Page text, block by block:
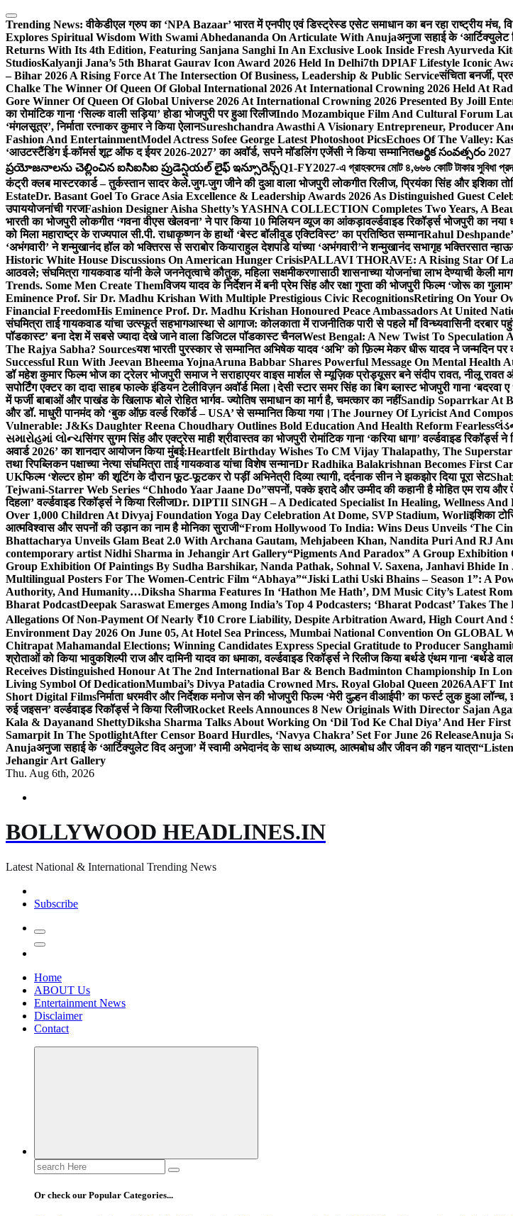
Skip
to
content
Trending News: वीकेडीएल ग्रुप का ‘NPA Bazaar’ भारत में एनपीए एवं डिस्ट्रेस्ड एसेट समाधान का बन रहा राष्ट्रीय
Explores Spiritual Wisdom With Swami Abhedananda On Articulate With Anujaअनुजा सहाई के ‘आर्टिक्युलेट
Returns With Its 4th Edition, Featuring Sanjana Sanghi In An Exclusive Look Inside Fresh Ayurveda
StudiosKalyanji Jana’s 5th Bharat Gaurav Icon Award 2026 Held In Delhi7th DPIAF Lifestyle Iconic
– Bihar 2026 A Rising Force At The Intersection Of Business, Leadership & Public Serviceसंचिता बनर्जी,
Chalke The Winner Of Queen Of Global International 2026 At International Crowning 2026 Held At
Gore Winner Of Queen Of Global Universe 2026 At International Crowning 2026 Presented By Joill
का रोमांटिक गाना ‘सिल्क वाली सड़िया’ होडा भोजपुरी पर हुआ रिलीजIndo Mozambique Film And Cultural Forum
‘मंगलसूत्र’, निर्माता रत्नाकर कुमार ने किया ऐलानSureshchandra Awasthi A Visionary Entrepreneur, Producer
Fashion And EntertainmentModel Actress Sofee George Latest Photoshoot PicsEchoes Of The Valley:
‘आउटस्टैंडिंग ई-कॉमर्स शूट ऑफ द ईयर 2026-2027’ का अवॉर्ड, सपने मॉडलिंग एजेंसी ने किया सम्मानितఆర్థిక సంవత్సరం
ప్రయోజనాలను చెల్లించిన ఐసిఐసిఐ ప్రుడెన్షియల్ లైఫ్ ఇన్సూరెన్స్Q1-FY2027-এ গ্রাহকদের মোট ৪,৬৬৬ কোটি টাকার সুবিধা
कंट्री क्लब मास्टरकार्ड – तुर्कस्तान सादर केले.जुग-जुग जीने की दुआ वाला भोजपुरी लोकगीत रिलीज, प्रियंका सिंह और इशिका
EstateDr. Basant Goel To Grace Asia Excellence & Leadership Awards 2026 As Distinguished Guest
उपाययोजनांची गरजFashion Designer Aisha Shetty’s YASHNA COLLECTION Completes Two Years, A
भारती का भोजपुरी लोकगीत ‘गवना वीएस खेलवना’ ने पार किया 10 मिलियन व्यूज का आंकड़ावर्ल्डवाइड रिकॉर्ड्स भोजपुरी का
को मिला महाराष्ट्र के राज्यपाल सी.पी. राधाकृष्णन के हाथों ‘बेस्ट बॉलीवुड एक्टिविस्ट’ का प्रतिष्ठित सम्मानRahul
‘अभंगवारी’ ने शन्मुखानंद हॉल को भक्तिरस से सराबोर कियाराहुल देशपांडे यांच्या ‘अभंगवारी’ने शन्मुखानंद सभागृह भक्तिरसात
Historic White House Discussions On American Hunger CrisisPALLAVI THORAVE: A Rising Star Of
आठवले; संघमित्रा गायकवाड यांनी केले जननेतृत्वाचे कौतुक, महिला सक्षमीकरणासाठी शासनाच्या योजनांचा लाभ देण्याची केली
Trends. Some Men Create Themविजय यादव के निर्देशन में बनी प्रेम सिंह और रक्षा गुप्ता की भोजपुरी फिल्म ‘जोरू का
Eminence Prof. Sir Dr. Madhu Krishan With Multiple Prestigious Civic RecognitionsRetiring On Your
Financial FreedomHis Eminence Prof. Dr. Madhu Krishan Honoured Peace Ambassadors At United
संघमित्रा ताई गायकवाड यांचा उत्स्फूर्त सहभागआस्था से आगाज: कोलकाता में राजनीतिक पारी से पहले माँ विन्ध्यवासिनी दरबार
पॉडकास्ट’ बना देश में सबसे ज्यादा देखे जाने वाला डिजिटल पॉडकास्ट चैनलWest Bengal: A New Twist To
The Rajya Sabha? Sourcesयश भारती पुरस्कार से सम्मानित अभिषेक यादव ‘अभि’ को फ़िल्म मेकर धीरू यादव ने जन्मदिन पर
Successful Run With Jeevan Bheema YojnaAruna Babbar Shares Powerful Message On Mental Health
डॉ महेश कुमार फिल्म भोज का ट्रेलर भोजपुरी समाज ने सराहाएयर वाइस मार्शल से म्यूज़िक प्रोड्यूसर बने संदीप रावत, नीलू रावत
सपोर्टिंग एक्टर का दादा साहब फाल्के इंडियन टेलीविज़न अवॉर्ड मिला।देसी स्टार समर सिंह का बिग ब्लास्ट भोजपुरी गाना
में फर्जी बाबाओं और पाखंड के खिलाफ बोले रोहित भार्गव- ज्योतिष समाधान का मार्ग है, चमत्कार का नहींSandip Soparrkar At
और डॉ. माधुरी पानमंद को ‘बुक ऑफ़ वर्ल्ड रिकॉर्ड – USA’ से सम्मानित किया गया।The Journey Of Lyricist And
Vulnerable: J&Ks Daughter Reena Choudhary Outlines Bold Education And Health Reform Fearless
સમારોહમાં લોન્ચसिंगर सुगम सिंह और एक्ट्रेस माही श्रीवास्तव का भोजपुरी रोमांटिक गाना ‘करिया धागा’ वर्ल्डवाइड रिकॉर्ड्स ने
अवार्ड 2026’ का शानदार आयोजन किया मुंबई:Heartfelt Birthday Wishes To CM Vijay Thalapathy, The
तथा रिपब्लिकन पक्षाच्या नेत्या संघमित्रा ताई गायकवाड यांचा विशेष सन्मानDr Radhika Balakrishnan Becomes First
UKफिल्म ‘शेल्टर होम’ की शूटिंग के दौरान फूट-फूटकर रो पड़ीं अभिनेत्री दिव्या त्यागी, दर्दनाक सीन ने झकझोर दिया पूरा सेट
Tejwani-Starrer Web Series “Chhodo Yaar Jaane Do”सपनों, पक्के इरादे और उम्मीद की कहानी है मोहित एम राय और
दिहला’ वर्ल्डवाइड रिकॉर्ड्स ने किया रिलीजDr. DIPTII SINGH – A Dedicated Specialist In Healing, Wellness And
Over 1,000 Children At Divyaj Foundation Yoga Day Celebration At Dome, SVP Stadium, Worliइशिका
आत्मविश्वास और सपनों की उड़ान का नाम है मोनिका सुराजी“From Hollywood To India: Wins Deus Unveils ‘The
Bhattacharya Unveils Glam Beat 2.0 With Archana Gautam, Mehjabeen Khan, Nandita Puri And RJ
contemporary artist Nidhi Sharma in Jehangir Art Gallery“Pigments And Paradox” A Group
Group Exhibition Of Paintings By Sudha Barshikar, Nanda Pathak, Sohnal V. Saxena, Janhavi Bhide
Multilingual Posters For The Women-Centric Film “Abhaya”“Jiski Lathi Uski Bhains – Season 1”: A
Authority, And Humanity…Diksha Sharma Features In ‘Hathon Me Hath’, DM Music City’s Latest
Bharat PodcastDeepak Saraswat Emerges Among India’s Top 4 Podcasters; ‘Bharat Podcast’ Takes
Allegations Of Non-Payment Of Nearly ₹10 Crore Liability, Despite Arbitration Award, High Court And
Environment Day 2026 On June 05, At Hotel Sea Princess, Mumbai National Convention On GLOBAL
Chitrapat Mahamandal Elections; Winning Candidates Express Special Gratitude to Producer
श्रोताओं को किया भावुकशिल्पी राज और दामिनी यादव का धमाका, वर्ल्डवाइड रिकॉर्ड्स ने रिलीज किया बर्थडे एंथम गाना ‘बर्थडे
Receives Distinguished Honour At The 2nd International Bar & Bench Badminton Championship In
Living Symbol Of DedicationMumbai’s Divya Patadia Crowned Mrs. Royal Global Queen 2026AAFT
Short Digital Filmsनिर्माता धरमवीर और निर्देशक मनोज सेन की भोजपुरी फिल्म ‘मेरी दुल्हन वीआईपी’ का फर्स्ट लुक हुआ
रुई जइसन’ वर्ल्डवाइड रिकॉर्ड्स ने किया रिलीजRocket Reels Announces 8 New Originals With Director Sajan
Kala & Dayanand ShettyDiksha Sharma Talks About Working On ‘Dil Tod Ke Chal Diya’ And Her
Samarpit In The SpotlightAfter Censor Board Hurdles, ‘Navya Chakra’ Set For June 26 ReleaseAnuja
Anujaअनुजा सहाई के ‘आर्टिक्युलेट विद अनुजा’ में स्वामी अभेदानंद के साथ अध्यात्म, आत्मबोध और जीवन की गहन यात्रा
Jehangir Art Gallery
Thu. Aug 6th, 2026
BOLLYWOOD HEADLINES.IN
Latest National & International Trending News
Subscribe
Home
ABOUT Us
Entertainment News
Disclaimer
Contact
Search
for:
Or check our Popular Categories...